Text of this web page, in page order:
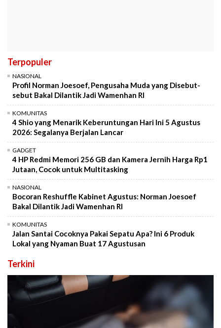
Terpopuler
NASIONAL
Profil Norman Joesoef, Pengusaha Muda yang Disebut-
sebut Bakal Dilantik Jadi Wamenhan RI
KOMUNITAS
4 Shio yang Menarik Keberuntungan Hari Ini 5 Agustus
2026: Segalanya Berjalan Lancar
GADGET
4 HP Redmi Memori 256 GB dan Kamera Jernih Harga Rp1
Jutaan, Cocok untuk Multitasking
NASIONAL
Bocoran Reshuffle Kabinet Agustus: Norman Joesoef
Bakal Dilantik Jadi Wamenhan RI
KOMUNITAS
Jalan Santai Cocoknya Pakai Sepatu Apa? Ini 6 Produk
Lokal yang Nyaman Buat 17 Agustusan
Terkini